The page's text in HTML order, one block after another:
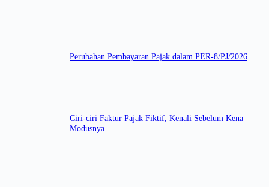
Perubahan Pembayaran Pajak dalam PER-8/PJ/2026
Ciri-ciri Faktur Pajak Fiktif, Kenali Sebelum Kena
Modusnya